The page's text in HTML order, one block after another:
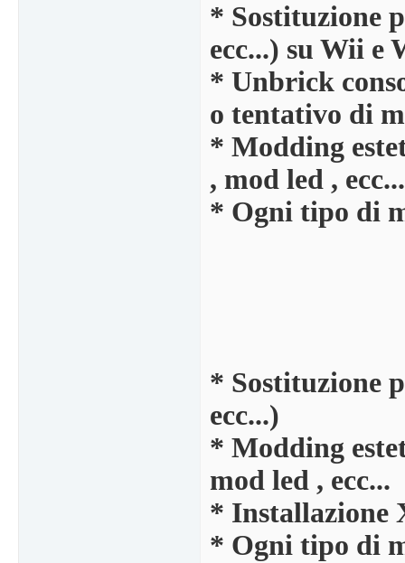
* Sostituzione
ecc...) su Wii e
* Unbrick
o tentativo di
* Modding
, mod led , ecc...
* Ogni tipo di
* Sostituzione
ecc...)
* Modding
mod led , ecc...
* Installazione
* Ogni tipo di